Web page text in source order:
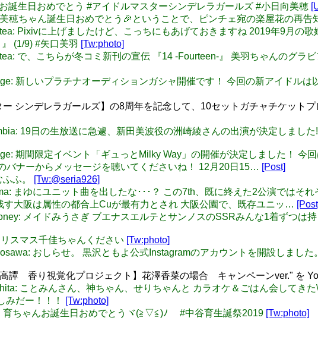
誕生日おめでとう #アイドルマスターシンデレラガールズ #小日向美穂
穂ちゃん誕生日おめでとう🎉ということで、ピンチェ宛の楽屋花の再告
Pixivに上げましたけど、こっちにもあげておきますね 2019年9月の
(1/9) #矢口美羽 [Tw:photo]
で、こちらが冬コミ新刊の宣伝 『14 -Fourteen-』 美羽ちゃんのグラ
新しいプラチナオーディションガシャ開催です！ 今回の新アイドル
ー シンデレラガールズ】の8周年を記念して、10セットガチャチケット
19日の生放送に急遽、新田美波役の洲崎綾さんの出演が決定しまし
期間限定イベント「ギュっとMilky Way」の開催が決定しました！ 今
バナーからメッセージを聴いてくださいね！ 12月20日15… [Post]
ふ。 [Tw:@seria926]
まゆにユニット曲を出したな･･･？ この7th、既に終えた2公演ではそ
す大阪は属性の都合上Cuが最有力とされ 大阪公園で、既存ユニッ…
メイドみうさぎ ブエナスエルテとサンノスのSSRみんな1着ずつは
スマス千佳ちゃんください [Tw:photo]
おしらせ。 黒沢ともよ公式Instagramのアカウントを開設しまし
譚 香り視覚化プロジェクト】花澤香菜の場合 キャンペーンver." を
ことみんさん、神ちゃん、せりちゃんと カラオケ＆ごはん会してき
みだー！！！
[Tw:photo]
育ちゃんお誕生日おめでとうヾ(≧▽≦)ﾉ #中谷育生誕祭2019 [Tw:photo]